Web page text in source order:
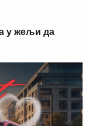
у жељи да